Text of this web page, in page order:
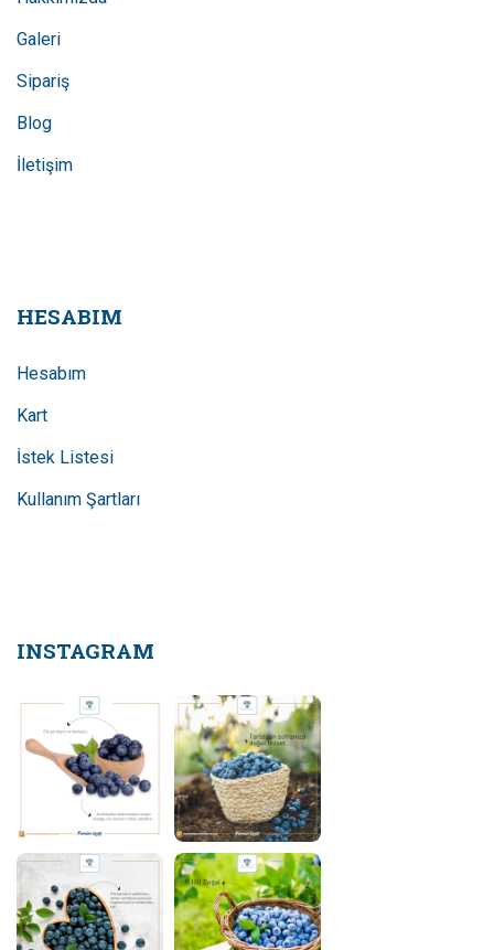
Galeri
Sipariş
Blog
İletişim
HESABIM
Hesabım
Kart
İstek Listesi
Kullanım Şartları
INSTAGRAM